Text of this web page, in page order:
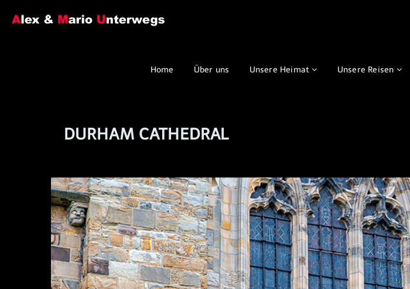
Home Über uns Unsere Heimat Unsere Reisen
DURHAM CATHEDRAL